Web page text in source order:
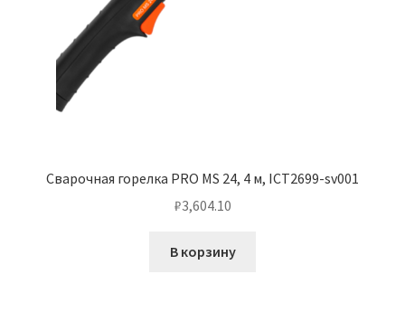
Сварочная горелка PRO MS 24, 4 м, ICT2699-sv001
₽3,604.10
В корзину